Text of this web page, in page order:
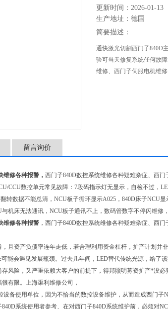
更新时间：2026-01-13
生产地址：德国
简要描述：
通快激光切割西门子840D
验可当天修复系统任何故
维修、西门子伺服电机维
留言询价
维修各种报警， 西门子840D数控系统维修各种疑难杂症、西
CCU数控单元常见故障：7段码指示灯无显示，自检不过，
转数据不能总清，NCU板子循环显示A025，840D床子NCU
机床无法通讯，NCU板子通讯不上，数码管数字不停闪维修
维修各种报警 ，西门子840D数控系统维修各种疑难杂症、西
且资产负债率连年走低，若合理利用资金杠杆，扩产计划并
能会遇见发展瓶颈。过去几年间，LED替代传统光源，给了
风险，又严重依赖大客户的前提下，得邦照明募资扩产*没
有限。上海渠利维修公司，
设备使用单位，因为不恰当的数控设备维护，从而造成西门
系统使用者参考、在对西门子840D系统维护前，必须对NC